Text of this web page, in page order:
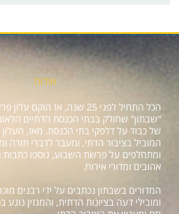
אודות
הכל התחיל לפני 25 שנה, אז הוקם
"שבתון" שחולק בבתי הכנסת הדתיים
של כבוד על דלפקי בתי הכנסת. מאז,
המוביל בציבור הדתי, ומעבר לדברי תורה
ומתחלפים על פרשת השבוע, נוספו כתבות
אהובים ומדורי אירוח.
המדורים בשבתון נכתבים על ידי רבנים
ומובילי דעה בציונות הדתית, והמגזין